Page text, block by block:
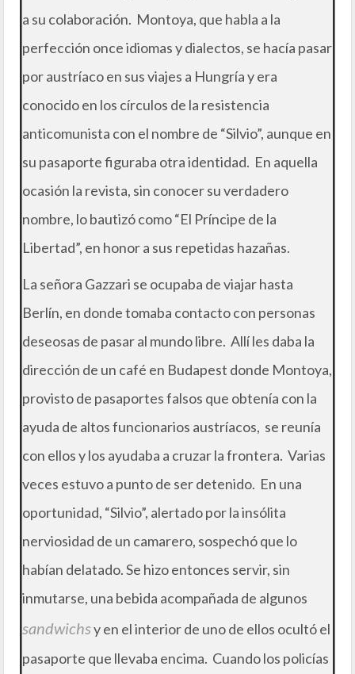
a su colaboración. Montoya, que habla a la
perfección once idiomas y dialectos, se hacía pasar
por austríaco en sus viajes a Hungría y era
conocido en los círculos de la resistencia
anticomunista con el nombre de “Silvio”, aunque en
su pasaporte figuraba otra identidad. En aquella
ocasión la revista, sin conocer su verdadero
nombre, lo bautizó como “El Príncipe de la
Libertad”, en honor a sus repetidas hazañas.
La señora Gazzari se ocupaba de viajar hasta
Berlín, en donde tomaba contacto con personas
deseosas de pasar al mundo libre. Allí les daba la
dirección de un café en Budapest donde Montoya,
provisto de pasaportes falsos que obtenía con la
ayuda de altos funcionarios austríacos, se reunía
con ellos y los ayudaba a cruzar la frontera. Varias
veces estuvo a punto de ser detenido. En una
oportunidad, “Silvio”, alertado por la insólita
nerviosidad de un camarero, sospechó que lo
habían delatado. Se hizo entonces servir, sin
inmutarse, una bebida acompañada de algunos
sandwichsy en el interior de uno de ellos ocultó el
pasaporte que llevaba encima. Cuando los policías